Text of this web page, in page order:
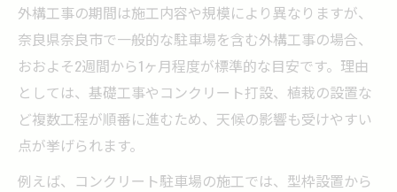
外構工事の期間は施工内容や規模により異なりますが、
奈良県奈良市で一般的な駐車場を含む外構工事の場合、
おおよそ2週間から1ヶ月程度が標準的な目安です。理由
としては、基礎工事やコンクリート打設、植栽の設置な
ど複数工程が順番に進むため、天候の影響も受けやすい
点が挙げられます。
例えば、コンクリート駐車場の施工では、型枠設置から